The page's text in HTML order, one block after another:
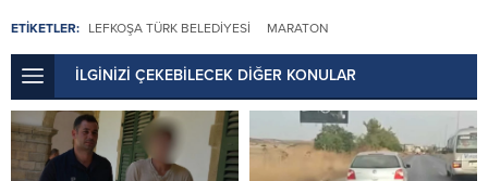
ETİKETLER: LEFKOŞA TÜRK BELEDIYESI MARATON
İLGİNİZİ ÇEKEBİLECEK DİĞER KONULAR